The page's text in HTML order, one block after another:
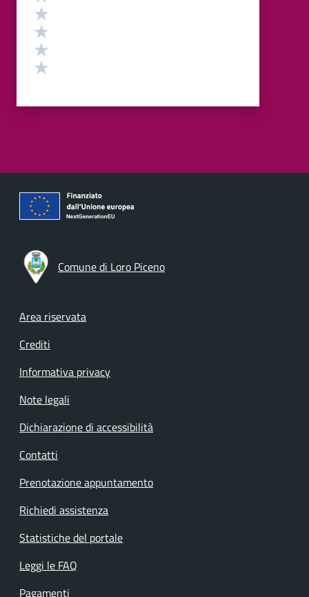
Comune di Loro Piceno
Footer menu
Area riservata
Crediti
Informativa privacy
Note legali
Dichiarazione di accessibilità
Contatti
Prenotazione appuntamento
Richiedi assistenza
Statistiche del portale
Leggi le FAQ
Pagamenti